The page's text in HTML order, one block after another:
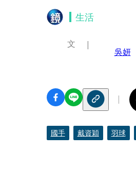
生活
文
吳妍
國手 戴資穎 羽球